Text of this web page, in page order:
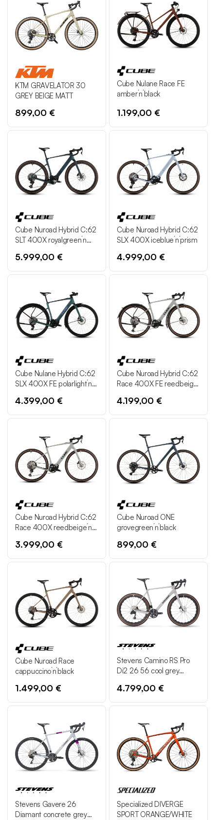
KTM GRAVELATOR 30
GREY BEIGE MATT
899,00 €
Cube Nulane Race FE
amber´n´black
1.199,00 €
Cube Nuroad Hybrid C:62
SLT 400X royalgreen´n
5.999,00 €
Cube Nuroad Hybrid C:62
SLX 400X iceblue´n´prism
4.999,00 €
Cube Nulane Hybrid C:62
SLX 400X FE polarlight´n
4.399,00 €
Cube Nuroad Hybrid C:62
Race 400X FE reedbeige
4.199,00 €
Cube Nuroad Hybrid C:62
Race 400X reedbeige´n
3.999,00 €
Cube Nuroad ONE
grovegreen´n´black
899,00 €
Cube Nuroad Race
cappuccino´n´black
1.499,00 €
Stevens Camino RS Pro
Di2 26 56 cool grey
4.799,00 €
Stevens Gavere 26
Diamant concrete grey
Specialized DIVERGE
SPORT ORANGE/WHITE